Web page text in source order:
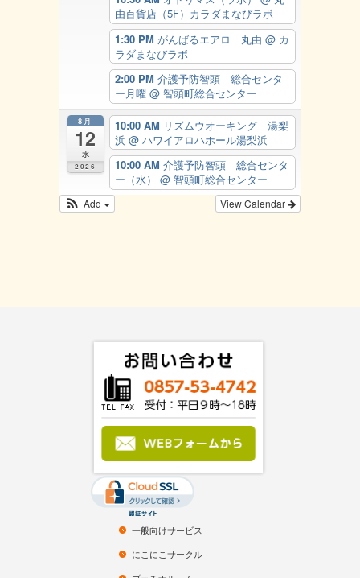
由百貨店（5F）カラダまなびラボ
1:30 PM がんばるエアロ 丸由 @ カ
ラダまなびラボ
2:00 PM 介護予防智頭 総合センタ
ー月曜 @ 智頭町総合センター
8月
12
水
2026
10:00 AM リズムウオーキング 湯梨
浜 @ ハワイアロハホール湯梨浜
10:00 AM 介護予防智頭 総合センタ
ー（水） @ 智頭町総合センター
View Calendar
Add
一般向けサービス
にこにこサークル